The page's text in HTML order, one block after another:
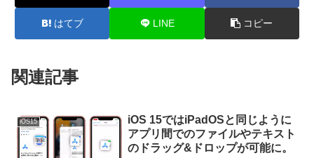
はてブ LINE コピー
関連記事
iOS15
iOS 15ではiPadOSと同じように
アプリ間でのファイルやテキスト
のドラッグ&ドロップが可能に。